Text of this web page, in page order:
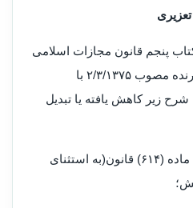
کتاب پنجم قانون مجازات اسلامی
تعزیرات و مجازات‌های بازدارنده مصوب ۲/۳/۱۳۷۵ با
زیر کاهش یافته یا تبدیل
الف- مجازات حبس موضوع ماده (۶۱۴) قانون(به استثنای